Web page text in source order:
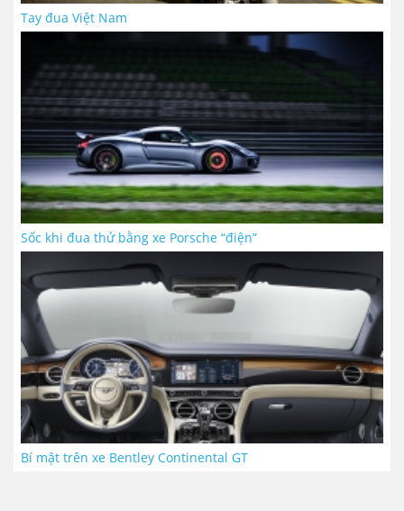
Tay đua Việt Nam
Sốc khi đua thử bằng xe Porsche “điện”
Bí mật trên xe Bentley Continental GT